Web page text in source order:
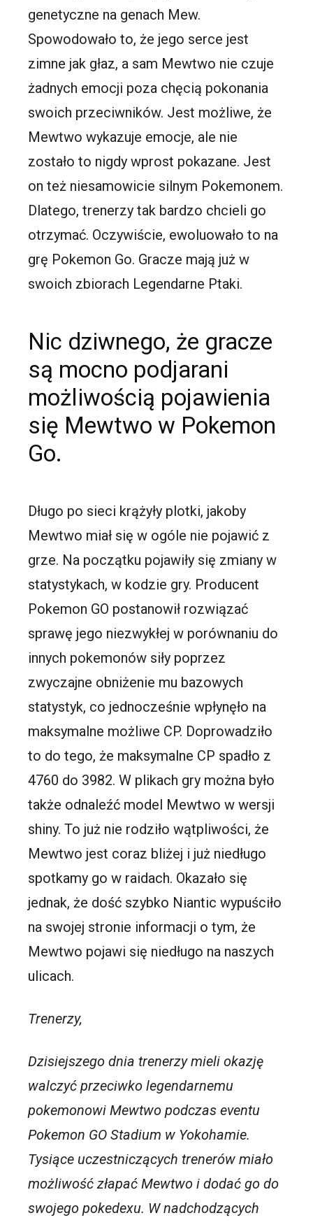
genetyczne na genach Mew.
Spowodowało to, że jego serce jest
zimne jak głaz, a sam Mewtwo nie czuje
żadnych emocji poza chęcią pokonania
swoich przeciwników. Jest możliwe, że
Mewtwo wykazuje emocje, ale nie
zostało to nigdy wprost pokazane. Jest
on też niesamowicie silnym Pokemonem.
Dlatego, trenerzy tak bardzo chcieli go
otrzymać. Oczywiście, ewoluowało to na
grę Pokemon Go. Gracze mają już w
swoich zbiorach Legendarne Ptaki.
Nic dziwnego, że gracze
są mocno podjarani
możliwością pojawienia
się Mewtwo w Pokemon
Go.
Długo po sieci krążyły plotki, jakoby
Mewtwo miał się w ogóle nie pojawić z
grze. Na początku pojawiły się zmiany w
statystykach, w kodzie gry. Producent
Pokemon GO postanowił rozwiązać
sprawę jego niezwykłej w porównaniu do
innych pokemonów siły poprzez
zwyczajne obniżenie mu bazowych
statystyk, co jednocześnie wpłynęło na
maksymalne możliwe CP. Doprowadziło
to do tego, że maksymalne CP spadło z
4760 do 3982. W plikach gry można było
także odnaleźć model Mewtwo w wersji
shiny. To już nie rodziło wątpliwości, że
Mewtwo jest coraz bliżej i już niedługo
spotkamy go w raidach. Okazało się
jednak, że dość szybko Niantic wypuściło
na swojej stronie informacji o tym, że
Mewtwo pojawi się niedługo na naszych
ulicach.
Trenerzy,
Dzisiejszego dnia trenerzy mieli okazję
walczyć przeciwko legendarnemu
pokemonowi Mewtwo podczas eventu
Pokemon GO Stadium w Yokohamie.
Tysiące uczestniczących trenerów miało
możliwość złapać Mewtwo i dodać go do
swojego pokedexu. W nadchodzących